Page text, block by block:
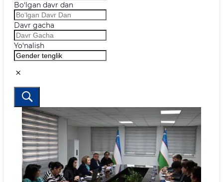
Bo‘lgan davr dan
Davr gacha
Yo‘nalish